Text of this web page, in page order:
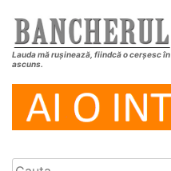
Lauda mă rușinează, fiindcă o cerșesc în
ascuns.